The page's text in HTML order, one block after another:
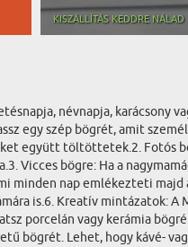
KISZÁLLÍTÁS KEDDRE NÁLAD
névnapja, karácsony
egy szép bögrét, amit
együtt töltöttetek.2. Fotós
Vicces bögre: Ha a
nap emlékezteti majd
is.6. Kreatív mintázatok: A
porcelán vagy kerámia
bögrét. Lehet, hogy kávé-